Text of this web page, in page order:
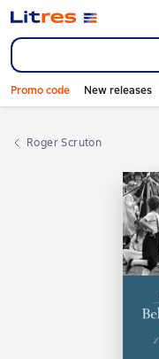
Promo code New releases
Roger Scruton